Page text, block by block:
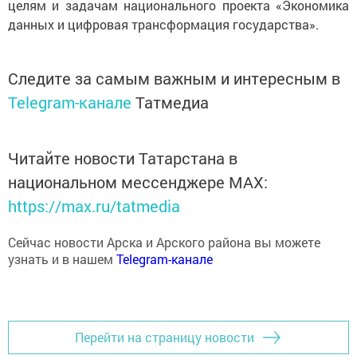
данных и цифровая трансформация государства».
Telegram-каналеТатмедиа
национальном мессенджере MАХ:
https://max.ru/tatmedia
узнать и в нашемTelegram-канале
Перейти на страницу новости